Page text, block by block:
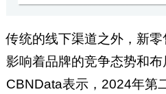
传统的线下渠道之外，新
影响着品牌的竞争态势和
CBNData表示，2024年第